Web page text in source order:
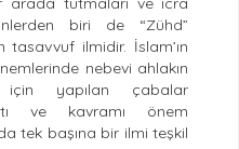
biri de “Zühd”
tasavvuf ilmidir. İslam’ın
nebevi ahlakın
için yapılan çabalar
ve kavramı önem
tek başına bir ilmi teşkil